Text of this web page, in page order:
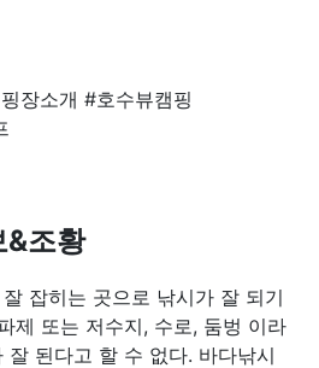
장소개 #호수뷰캠핑
&조황
잡히는 곳으로 낚시가 잘 되기
제 또는 저수지, 수로, 둠벙 이라
잘 된다고 할 수 없다. 바다낚시